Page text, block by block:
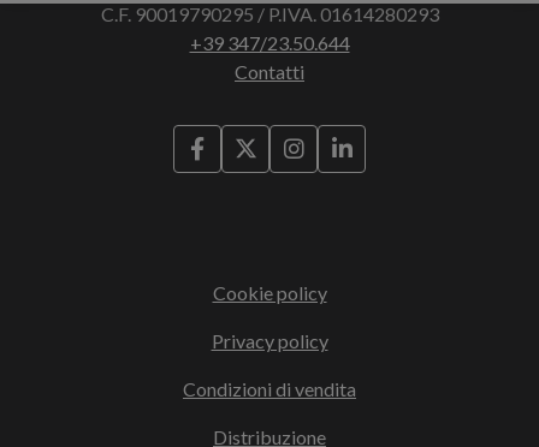
C.F. 90019790295 / P.IVA. 01614280293
+39 347/23.50.644
Contatti
Cookie policy
Privacy policy
Condizioni di vendita
Distribuzione